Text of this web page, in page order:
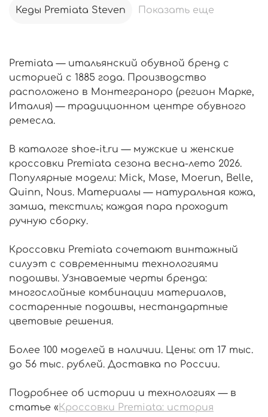
Кеды Premiata Steven Показать еще
Premiata — итальянский обувной бренд с
историей с 1885 года. Производство
расположено в Монтеграноро (регион Марке,
Италия) — традиционном центре обувного
ремесла.
В каталоге shoe-it.ru — мужские и женские
кроссовки Premiata сезона весна-лето 2026.
Популярные модели: Mick, Mase, Moerun, Belle,
Quinn, Nous. Материалы — натуральная кожа,
замша, текстиль; каждая пара проходит
ручную сборку.
Кроссовки Premiata сочетают винтажный
силуэт с современными технологиями
подошвы. Узнаваемые черты бренда:
многослойные комбинации материалов,
состаренные подошвы, нестандартные
цветовые решения.
Более 100 моделей в наличии. Цены: от 17 тыс.
до 56 тыс. рублей. Доставка по России.
Подробнее об истории и технологиях — в
статье « Кроссовки Premiata: история